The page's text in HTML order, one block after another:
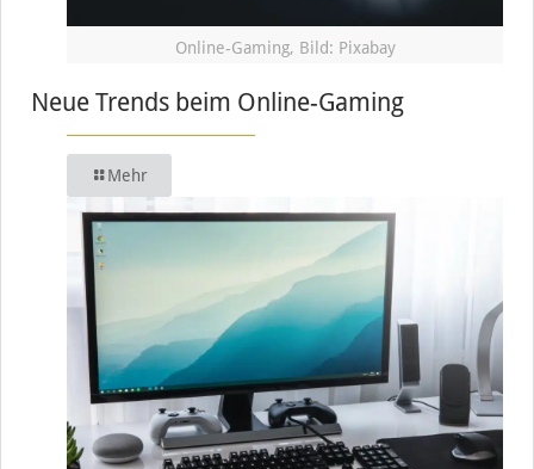
Online-Gaming, Bild: Pixabay
Neue Trends beim Online-Gaming
Mehr